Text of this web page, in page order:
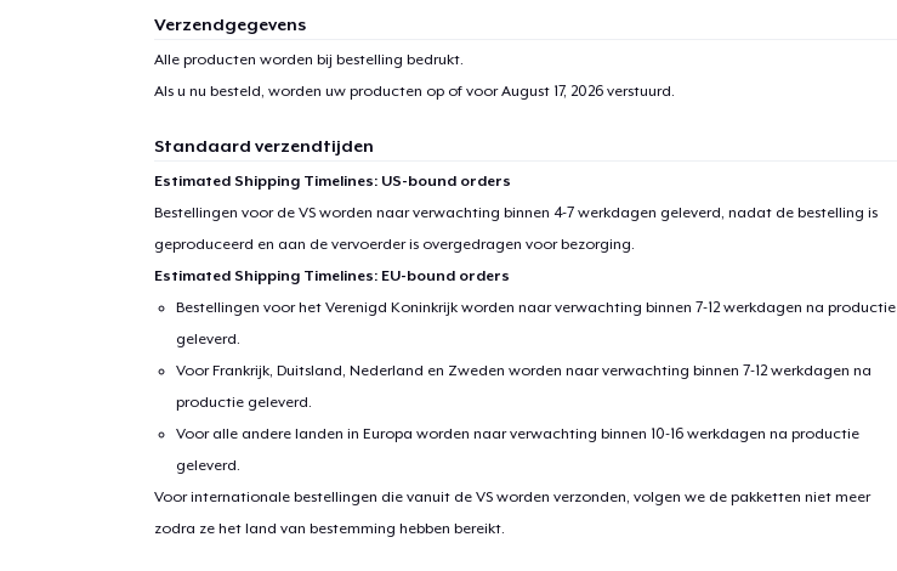
Verzendgegevens
Alle producten worden bij bestelling bedrukt.
Als u nu besteld, worden uw producten op of voorAugust 17, 2026verstuurd.
Standaard verzendtijden
Estimated Shipping Timelines: US-bound orders
Bestellingen voor de VS worden naar verwachting binnen 4-7 werkdagen geleverd, nadat de bestelling is
geproduceerd en aan de vervoerder is overgedragen voor bezorging.
Estimated Shipping Timelines: EU-bound orders
Bestellingen voor het Verenigd Koninkrijk worden naar verwachting binnen 7-12 werkdagen na productie
geleverd.
Voor Frankrijk, Duitsland, Nederland en Zweden worden naar verwachting binnen 7-12 werkdagen na
productie geleverd.
Voor alle andere landen in Europa worden naar verwachting binnen 10-16 werkdagen na productie
geleverd.
Voor internationale bestellingen die vanuit de VS worden verzonden, volgen we de pakketten niet meer
zodra ze het land van bestemming hebben bereikt.